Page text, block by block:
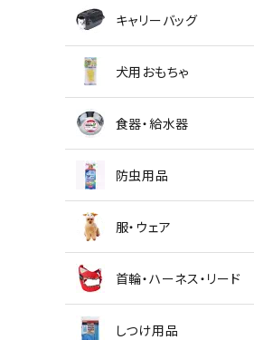
キャリーバッグ
犬用おもちゃ
食器・給水器
防虫用品
服・ウェア
首輪・ハーネス・リード
しつけ用品